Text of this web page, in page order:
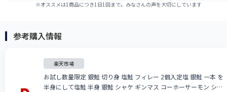
※オススメは1商品につき1日1回まで。みなさんの声を大切にしています
参考購入情報
楽天市場
お試し数量限定 銀鮭 切り身 塩鮭 フィレー 2個入定塩 銀鮭 一本 を
半身にして塩鮭 半身 銀鮭 シャケ ギンマス コーホーサーモン シル